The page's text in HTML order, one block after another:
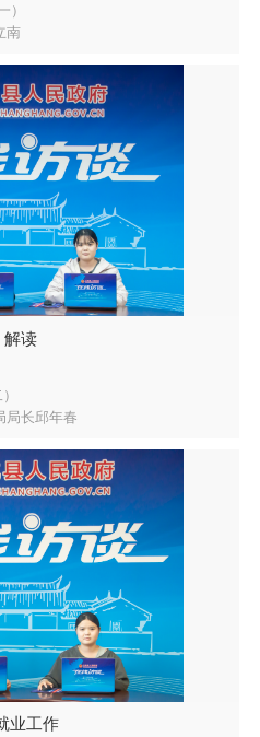
）
南
解读
局长邱年春
业工作